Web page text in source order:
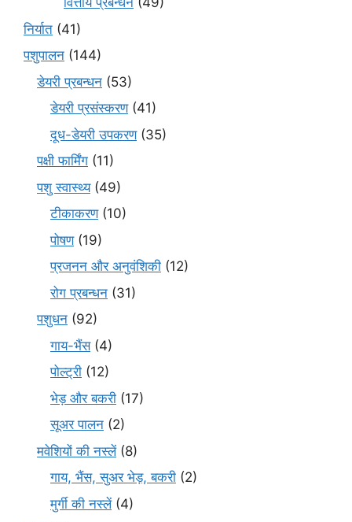
निर्यात (41)
पशुपालन (144)
डेयरी प्रबन्धन (53)
डेयरी प्रसंस्करण(41)
दूध-डेयरी उपकरण(35)
पक्षी फार्मिंग (11)
पशु स्वास्थ्य(49)
टीकाकरण(10)
पोषण(19)
प्रजनन और अनुवंशिकी (12)
रोग प्रबन्धन (31)
पशुधन (92)
गाय-भैंस(4)
पोल्ट्री (12)
भेड़ और बकरी (17)
सूअर पालन (2)
मवेशियों की नस्लें(8)
गाय, भैंस, सुअर भेड़, बकरी (2)
मुर्गी की नस्लें(4)